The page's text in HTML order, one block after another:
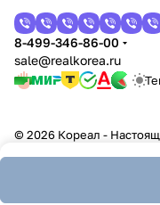
8-499-346-86-00
sale@realkorea.ru
© 2026 Кореал -